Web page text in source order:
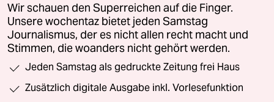
Wir schauen den Superreichen auf die Finger.
Unsere wochentaz bietet jeden Samstag
Journalismus, der es nicht allen recht macht und
Stimmen, die woanders nicht gehört werden.
Jeden Samstag als gedruckte Zeitung frei Haus
Zusätzlich digitale Ausgabe inkl. Vorlesefunktion